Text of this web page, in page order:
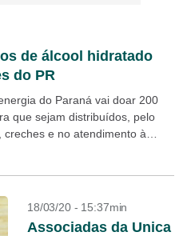
de álcool hidratado
do PR
do Paraná vai doar 200
que sejam distribuídos, pelo
e no atendimento à
18/03/20 - 15:37min
Associadas da Unica